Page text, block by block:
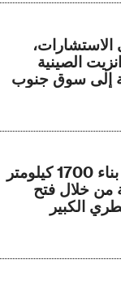
الصينية
إلى سوق جنوب
إندونيسيا تعتزم بناء 1700 كيلومتر
من خلال فتح
الكبير